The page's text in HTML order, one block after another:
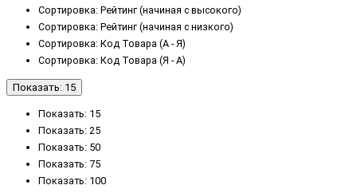
Сортировка: Рейтинг (начиная с высокого)
Сортировка: Рейтинг (начиная с низкого)
Сортировка: Код Товара (А - Я)
Сортировка: Код Товара (Я - А)
Показать: 15
Показать: 15
Показать: 25
Показать: 50
Показать: 75
Показать: 100